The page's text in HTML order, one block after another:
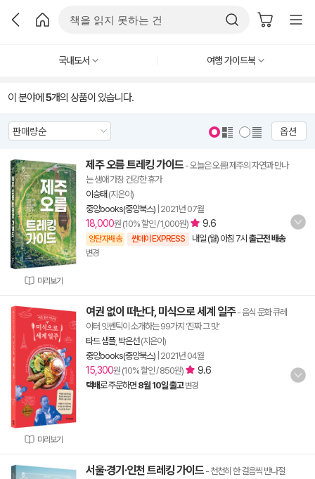
국내도서 여행 가이드북
이 분야에 5개의 상품이 있습니다.
옵션
미리보기
제주 오름 트레킹 가이드 - 오늘은 오름! 제주의 자연과 만나
는 생애 가장 건강한 휴가
이승태 (지은이)
중앙books(중앙북스) 2021년 07월
18,000원 (10% 할인 / 1,000원) 9.6
양탄자배송 썬데이 EXPRESS 내일 (월) 아침 7시 출근전 배송
변경
미리보기
여권 없이 떠난다, 미식으로 세계 일주- 음식 문화 큐레
이터 잇쎈틱이 소개하는 99가지 ‘진짜 그 맛’
타드 샘플, 박은선(지은이)
중앙books(중앙북스) 2021년 04월
15,300원 (10% 할인 / 850원) 9.6
택배로 주문하면 8월 10일 출고 변경
서울·경기·인천 트레킹 가이드 - 천천히 한 걸음씩 반나절